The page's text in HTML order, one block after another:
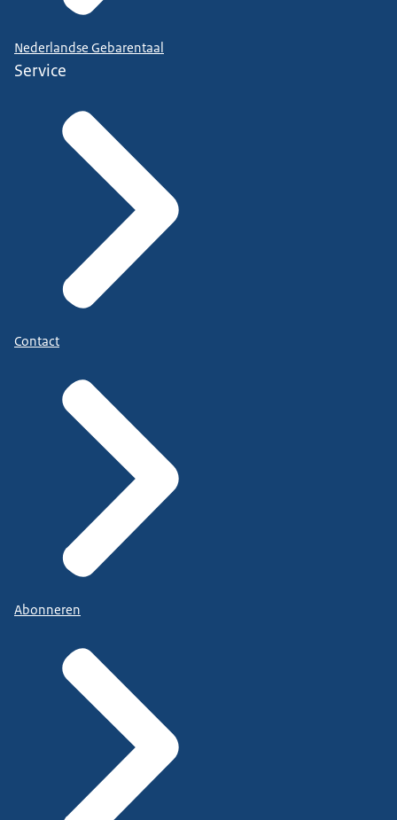
Nederlandse Gebarentaal
Service
Contact
Abonneren